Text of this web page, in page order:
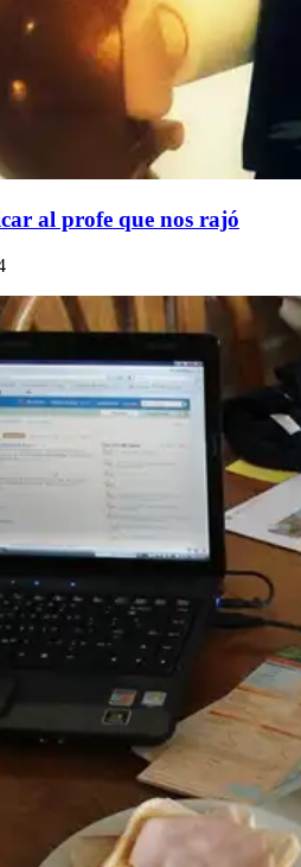
al profe que nos rajó